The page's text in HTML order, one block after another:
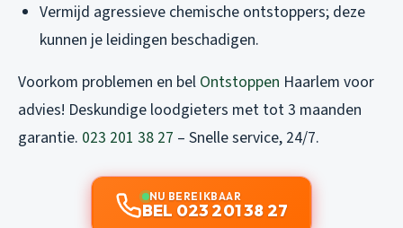
Vermijd agressieve chemische ontstoppers; deze
kunnen je leidingen beschadigen.
Voorkom problemen en bel Ontstoppen Haarlem voor
advies! Deskundige loodgieters met tot 3 maanden
garantie. 023 201 38 27 – Snelle service, 24/7.
NU BEREIKBAAR
BEL 023 201 38 27